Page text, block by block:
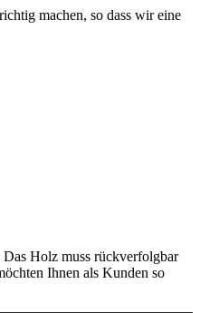
machen, so dass wir eine
Das Holz muss rückverfolgbar
Ihnen als Kunden so